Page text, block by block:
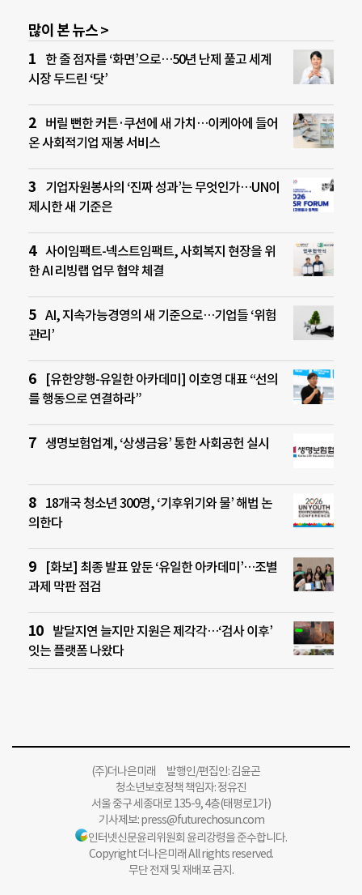
많이 본 뉴스 >
한 줄 점자를 ‘화면’으로…50년 난제 풀고 세계
시장 두드린 ‘닷’
버릴 뻔한 커튼·쿠션에 새 가치…이케아에 들어
온 사회적기업 재봉 서비스
기업자원봉사의 ‘진짜 성과’는 무엇인가…UN이
제시한 새 기준은
사이임팩트-넥스트임팩트, 사회복지 현장을 위
한 AI 리빙랩 업무 협약 체결
AI, 지속가능경영의 새 기준으로…기업들 ‘위험
관리’
[유한양행-유일한 아카데미] 이호영 대표 “선의
를 행동으로 연결하라”
생명보험업계, ‘상생금융’ 통한 사회공헌 실시
18개국 청소년 300명, ‘기후위기와 물’ 해법 논
의한다
[화보] 최종 발표 앞둔 ‘유일한 아카데미’…조별
과제 막판 점검
발달지연 늘지만 지원은 제각각…‘검사 이후’
잇는 플랫폼 나왔다
(주)더나은미래 발행인/편집인: 김윤곤
청소년보호정책 책임자: 정유진
서울 중구 세종대로 135-9, 4층(태평로1가)
기사제보:press@futurechosun.com
인터넷신문윤리위원회 윤리강령을 준수합니다.
Copyright 더나은미래 All rights reserved.
무단 전재 및 재배포 금지.